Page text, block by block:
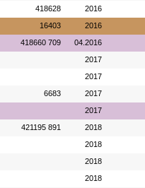
418628 2016
16403 2016
418660 709 04.2016
2017
2017
6683 2017
2017
421195 891 2018
2018
2018
2018